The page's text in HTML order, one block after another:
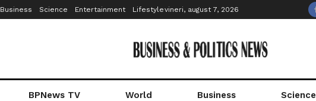
Business Science Entertainment Lifestylevineri, august 7, 2026
BPNews TV World Business Science